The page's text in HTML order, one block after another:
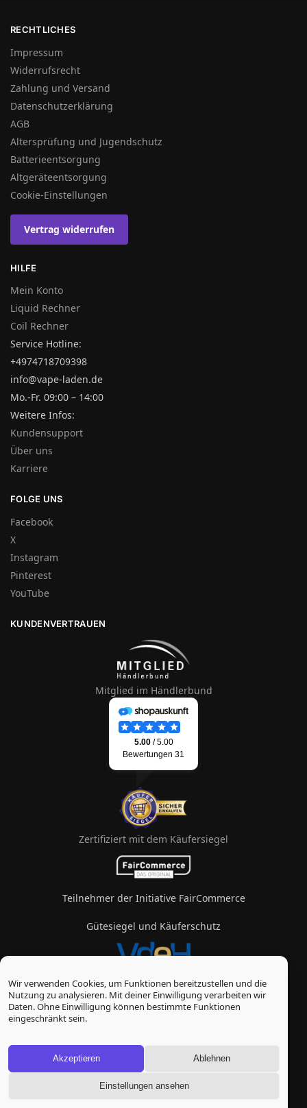
Wir verwenden Cookies, um Funktionen bereitzustellen und die
Nutzung zu analysieren. Mit deiner Einwilligung verarbeiten wir
Daten. Ohne Einwilligung können bestimmte Funktionen
eingeschränkt sein.
Akzeptieren Ablehnen
Einstellungen ansehen
RECHTLICHES
Impressum
Widerrufsrecht
Zahlung und Versand
Datenschutzerklärung
AGB
Altersprüfung und Jugendschutz
Batterieentsorgung
Altgeräteentsorgung
Cookie-Einstellungen
Vertrag widerrufen
HILFE
Mein Konto
Liquid Rechner
Coil Rechner
Service Hotline:
+4974718709398
info@vape-laden.de
Mo.-Fr. 09:00 – 14:00
Weitere Infos:
Kundensupport
Über uns
Karriere
FOLGE UNS
Facebook
X
Instagram
Pinterest
YouTube
KUNDENVERTRAUEN
Mitglied im Händlerbund
Zertifiziert mit dem Käufersiegel
Teilnehmer der Initiative FairCommerce
Gütesiegel und Käuferschutz
Mitglied im Verband des eZigarettenhandels
© Vape-Laden 2026
Versandkosten , wenn nicht anders beschrieben